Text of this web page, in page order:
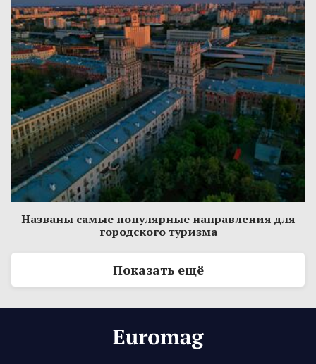
Названы самые популярные направления для
городского туризма
Показать ещё